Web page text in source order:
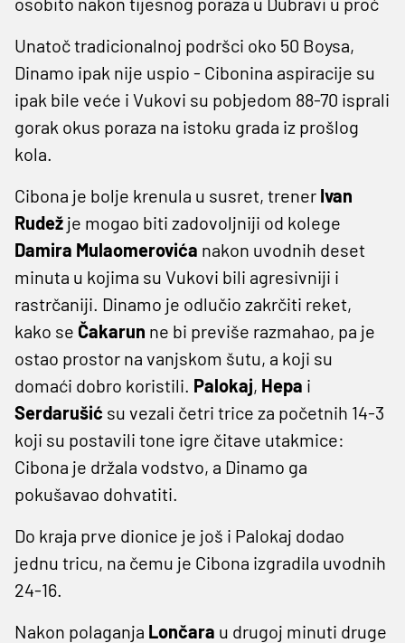
Unatoč tradicionalnoj podršci oko 50 Boysa,
Dinamo ipak nije uspio - Cibonina aspiracije su
ipak bile veće i Vukovi su pobjedom 88-70 isprali
gorak okus poraza na istoku grada iz prošlog
kola.
Cibona je bolje krenula u susret, trener Ivan
Rudež je mogao biti zadovoljniji od kolege
Damira Mulaomerovića nakon uvodnih deset
minuta u kojima su Vukovi bili agresivniji i
rastrčaniji. Dinamo je odlučio zakrčiti reket,
kako se Čakarun ne bi previše razmahao, pa je
ostao prostor na vanjskom šutu, a koji su
domaći dobro koristili. Palokaj, Hepa i
Serdarušić su vezali četri trice za početnih 14-3
koji su postavili tone igre čitave utakmice:
Cibona je držala vodstvo, a Dinamo ga
pokušavao dohvatiti.
Do kraja prve dionice je još i Palokaj dodao
jednu tricu, na čemu je Cibona izgradila uvodnih
24-16.
Nakon polaganja Lončara u drugoj minuti druge